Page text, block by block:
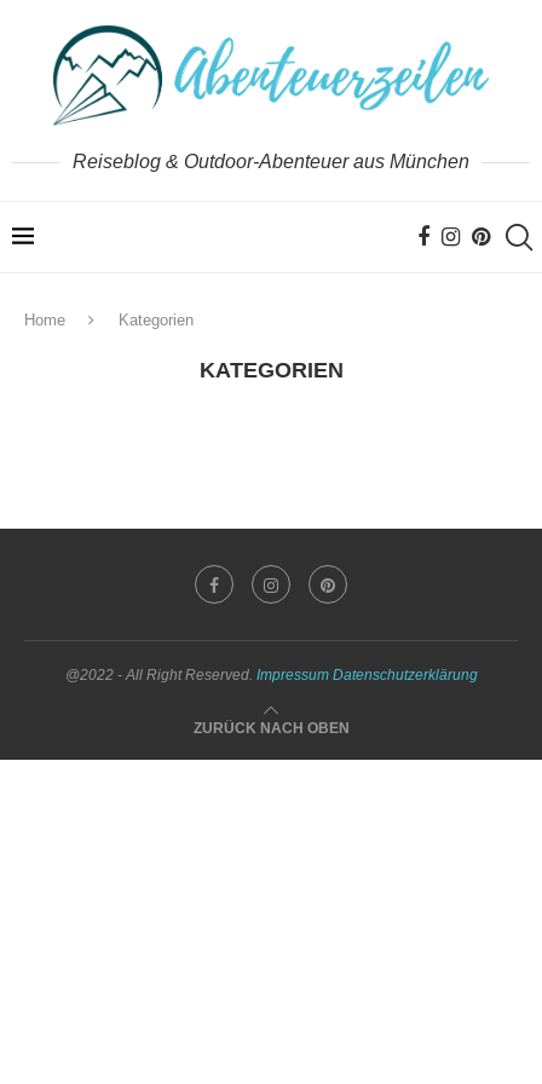
Reiseblog & Outdoor-Abenteuer aus München
Home Kategorien
KATEGORIEN
@2022 - All Right Reserved. Impressum Datenschutzerklärung
ZURÜCK NACH OBEN